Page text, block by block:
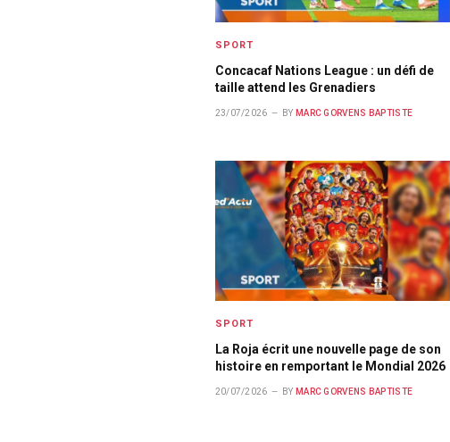
SPORT
Concacaf Nations League : un défi de
taille attend les Grenadiers
23/07/2026 BY MARC GORVENS BAPTISTE
SPORT
La Roja écrit une nouvelle page de son
histoire en remportant le Mondial 2026
20/07/2026 BY MARC GORVENS BAPTISTE